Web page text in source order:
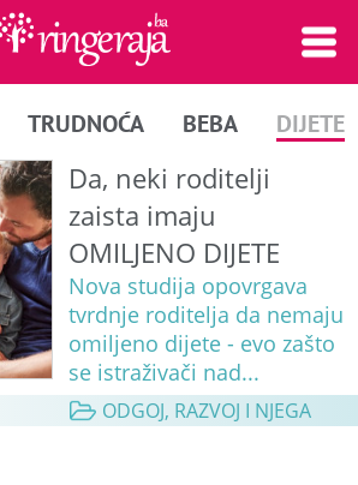
TRUDNOĆA BEBA DIJETE
Da, neki roditelji
zaista imaju
OMILJENO DIJETE
Nova studija opovrgava
tvrdnje roditelja da nemaju
omiljeno dijete - evo zašto
se istraživači nad...
ODGOJ, RAZVOJ I NJEGA